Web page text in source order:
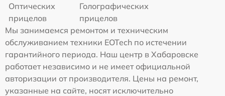
Оптических
прицелов
Голографических
прицелов
Мы занимаемся ремонтом и техническим
обслуживанием техники EOTech по истечении
гарантийного периода. Наш центр в Хабаровске
работает независимо и не имеет официальной
авторизации от производителя. Цены на ремонт,
указанные на сайте, носят исключительно